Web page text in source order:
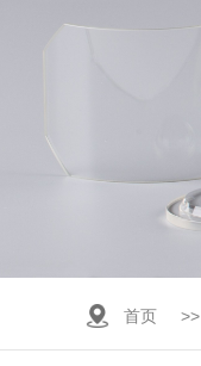
首页 >>